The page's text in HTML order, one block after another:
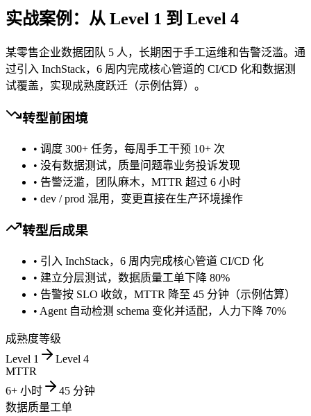
实战案例：从 Level 1 到 Level 4
某零售企业数据团队 5 人，长期困于手工运维和告警泛滥。通
过引入 InchStack，6 周内完成核心管道的 CI/CD 化和数据测
试覆盖，实现成熟度跃迁（示例估算）。
转型前困境
• 调度 300+ 任务，每周手工干预 10+ 次
• 没有数据测试，质量问题靠业务投诉发现
• 告警泛滥，团队麻木，MTTR 超过 6 小时
• dev / prod 混用，变更直接在生产环境操作
转型后成果
• 引入 InchStack，6 周内完成核心管道 CI/CD 化
• 建立分层测试，数据质量工单下降 80%
• 告警按 SLO 收敛，MTTR 降至 45 分钟（示例估算）
• Agent 自动检测 schema 变化并适配，人力下降 70%
成熟度等级
Level 1
Level 4
MTTR
6+ 小时
45 分钟
数据质量工单